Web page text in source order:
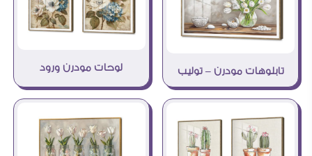
تابلوهات مودرن – توليب لوحات مودرن ورود